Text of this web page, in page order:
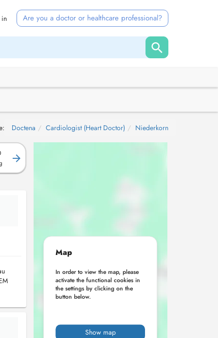
in Are you a doctor or healthcare professional?
Doctena Cardiologist (Heart Doctor) Niederkorn
Map
In order to view the map, please
activate the functional cookies in
the settings by clicking on the
button below.
Show map